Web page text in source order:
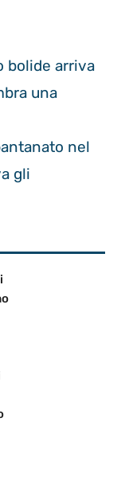
bolide arriva
una
nel
gli